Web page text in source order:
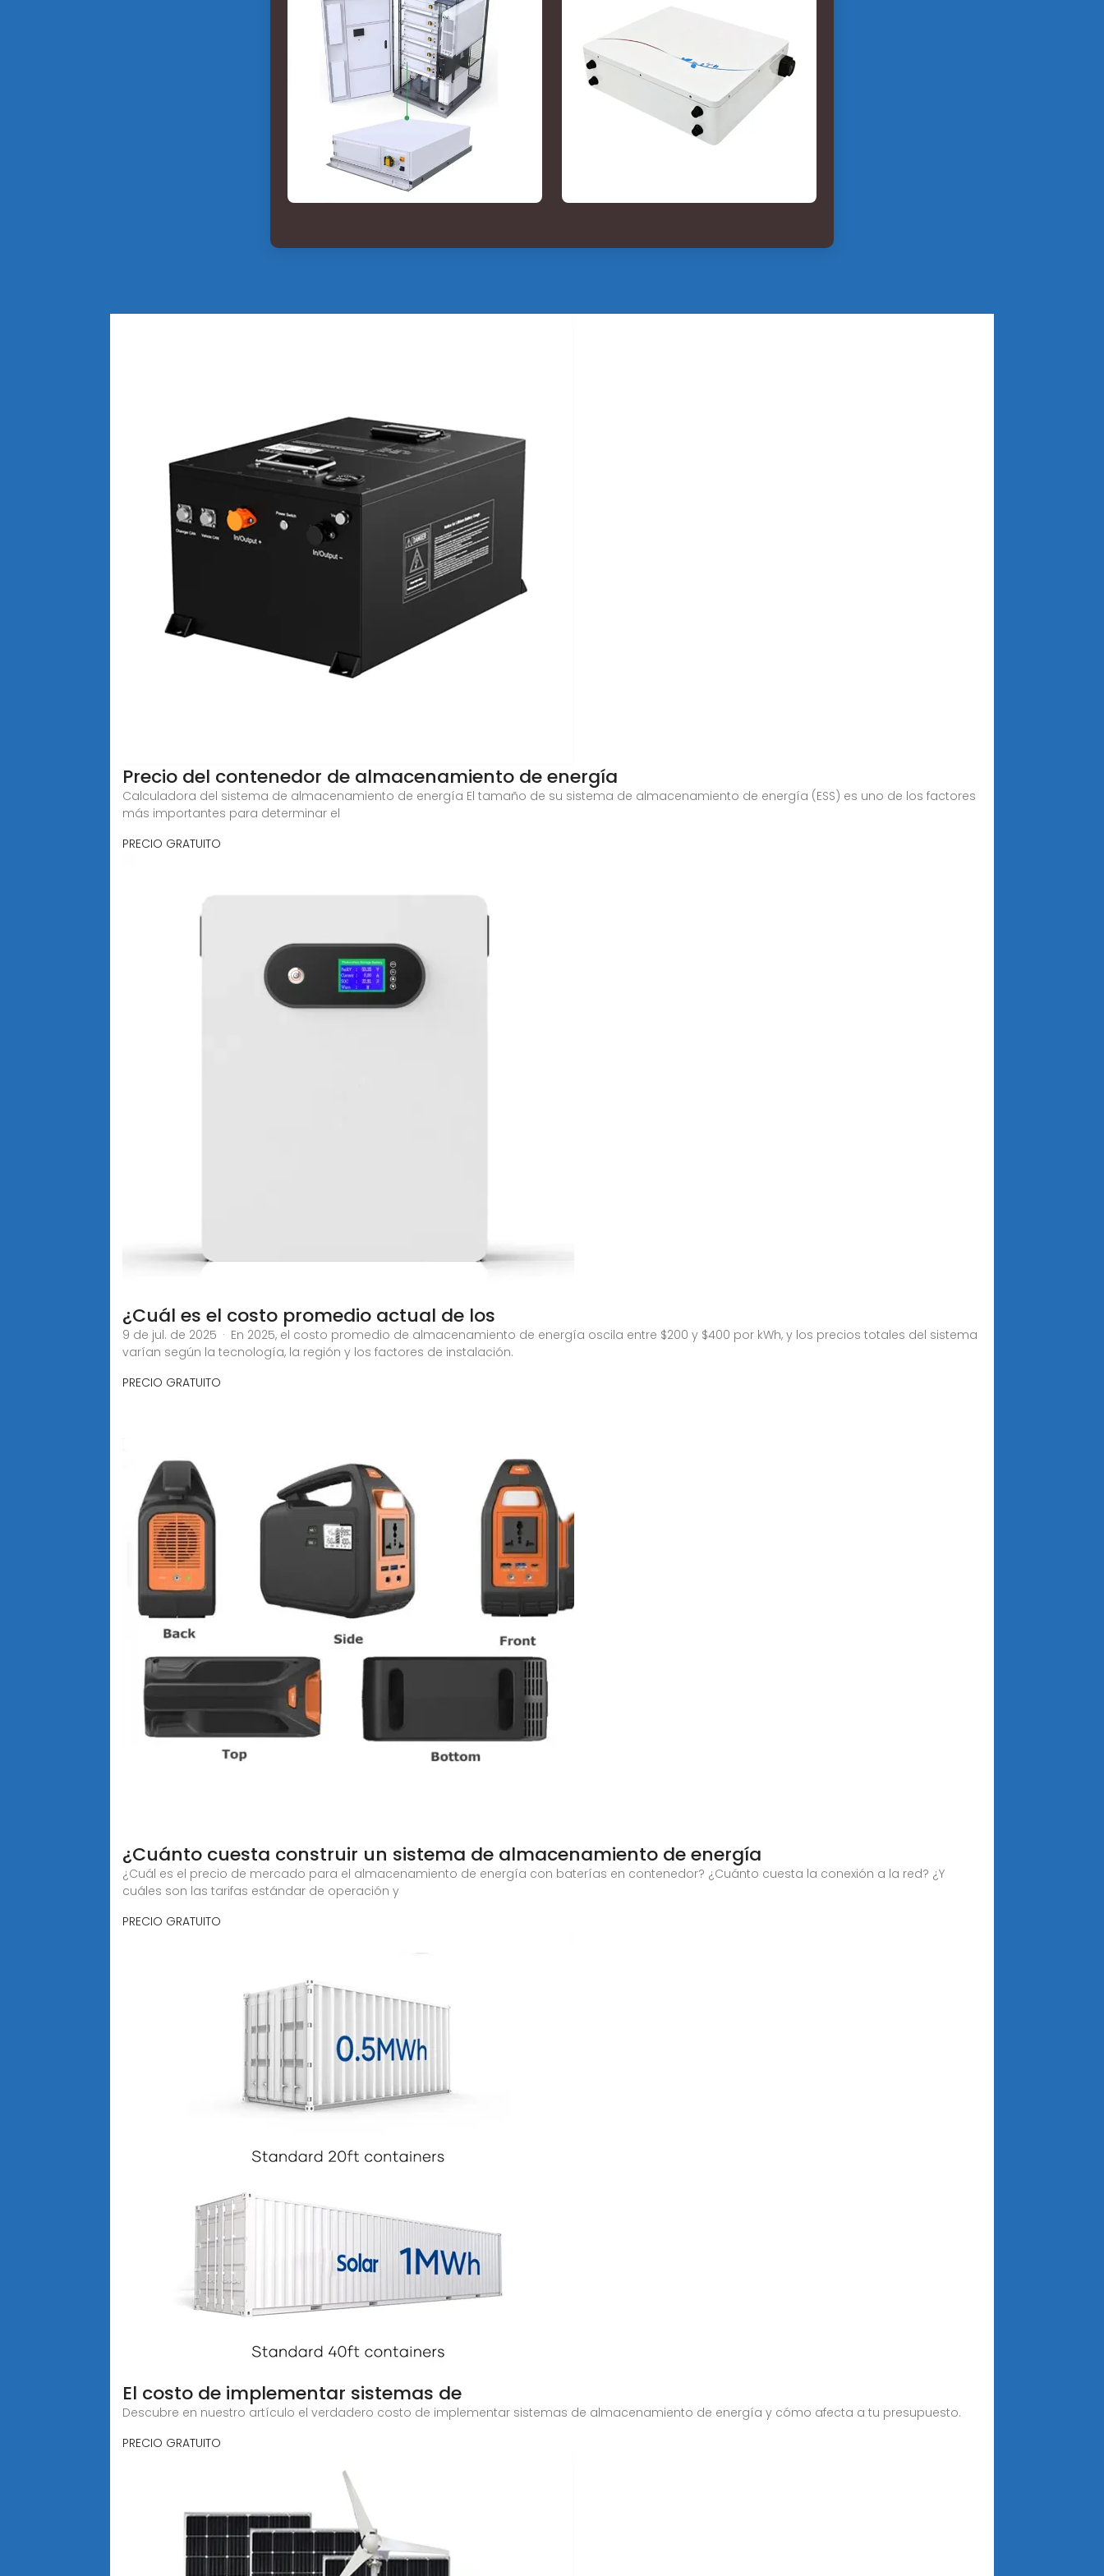
Precio del contenedor de almacenamiento de energía
Calculadora del sistema de almacenamiento de energía El tamaño de su sistema de almacenamiento de energía (ESS) es uno de los factores
más importantes para determinar el
PRECIO GRATUITO
¿Cuál es el costo promedio actual de los
9 de jul. de 2025 · En 2025, el costo promedio de almacenamiento de energía oscila entre $200 y $400 por kWh, y los precios totales del sistema
varían según la tecnología, la región y los factores de instalación.
PRECIO GRATUITO
¿Cuánto cuesta construir un sistema de almacenamiento de energía
¿Cuál es el precio de mercado para el almacenamiento de energía con baterías en contenedor? ¿Cuánto cuesta la conexión a la red? ¿Y
cuáles son las tarifas estándar de operación y
PRECIO GRATUITO
El costo de implementar sistemas de
Descubre en nuestro artículo el verdadero costo de implementar sistemas de almacenamiento de energía y cómo afecta a tu presupuesto.
PRECIO GRATUITO